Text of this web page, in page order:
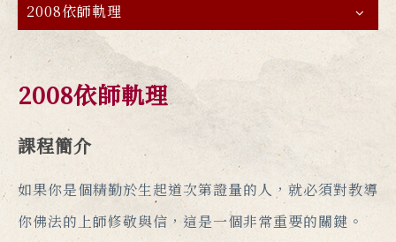
2008依師軌理
2008依師軌理
課程簡介
如果你是個精勤於生起道次第證量的人，就必須對教導
你佛法的上師修敬與信，這是一個非常重要的關鍵。